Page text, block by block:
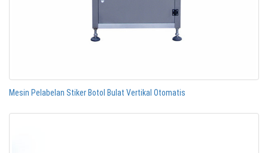
Mesin Pelabelan Stiker Botol Bulat Vertikal Otomatis